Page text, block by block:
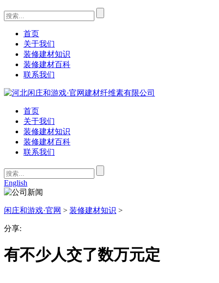
首页
关于我们
装修建材知识
装修建材百科
联系我们
首页
关于我们
装修建材知识
装修建材百科
联系我们
English
闲庄和游戏·官网 > 装修建材知识 >
分享:
有不少人交了数万元定